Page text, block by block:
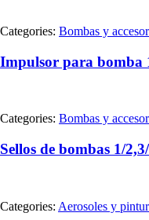
Categories: Bombas y
Impulsor para bomba
Categories: Bombas y
Sellos de bombas 1/
Categories: Aerosoles y